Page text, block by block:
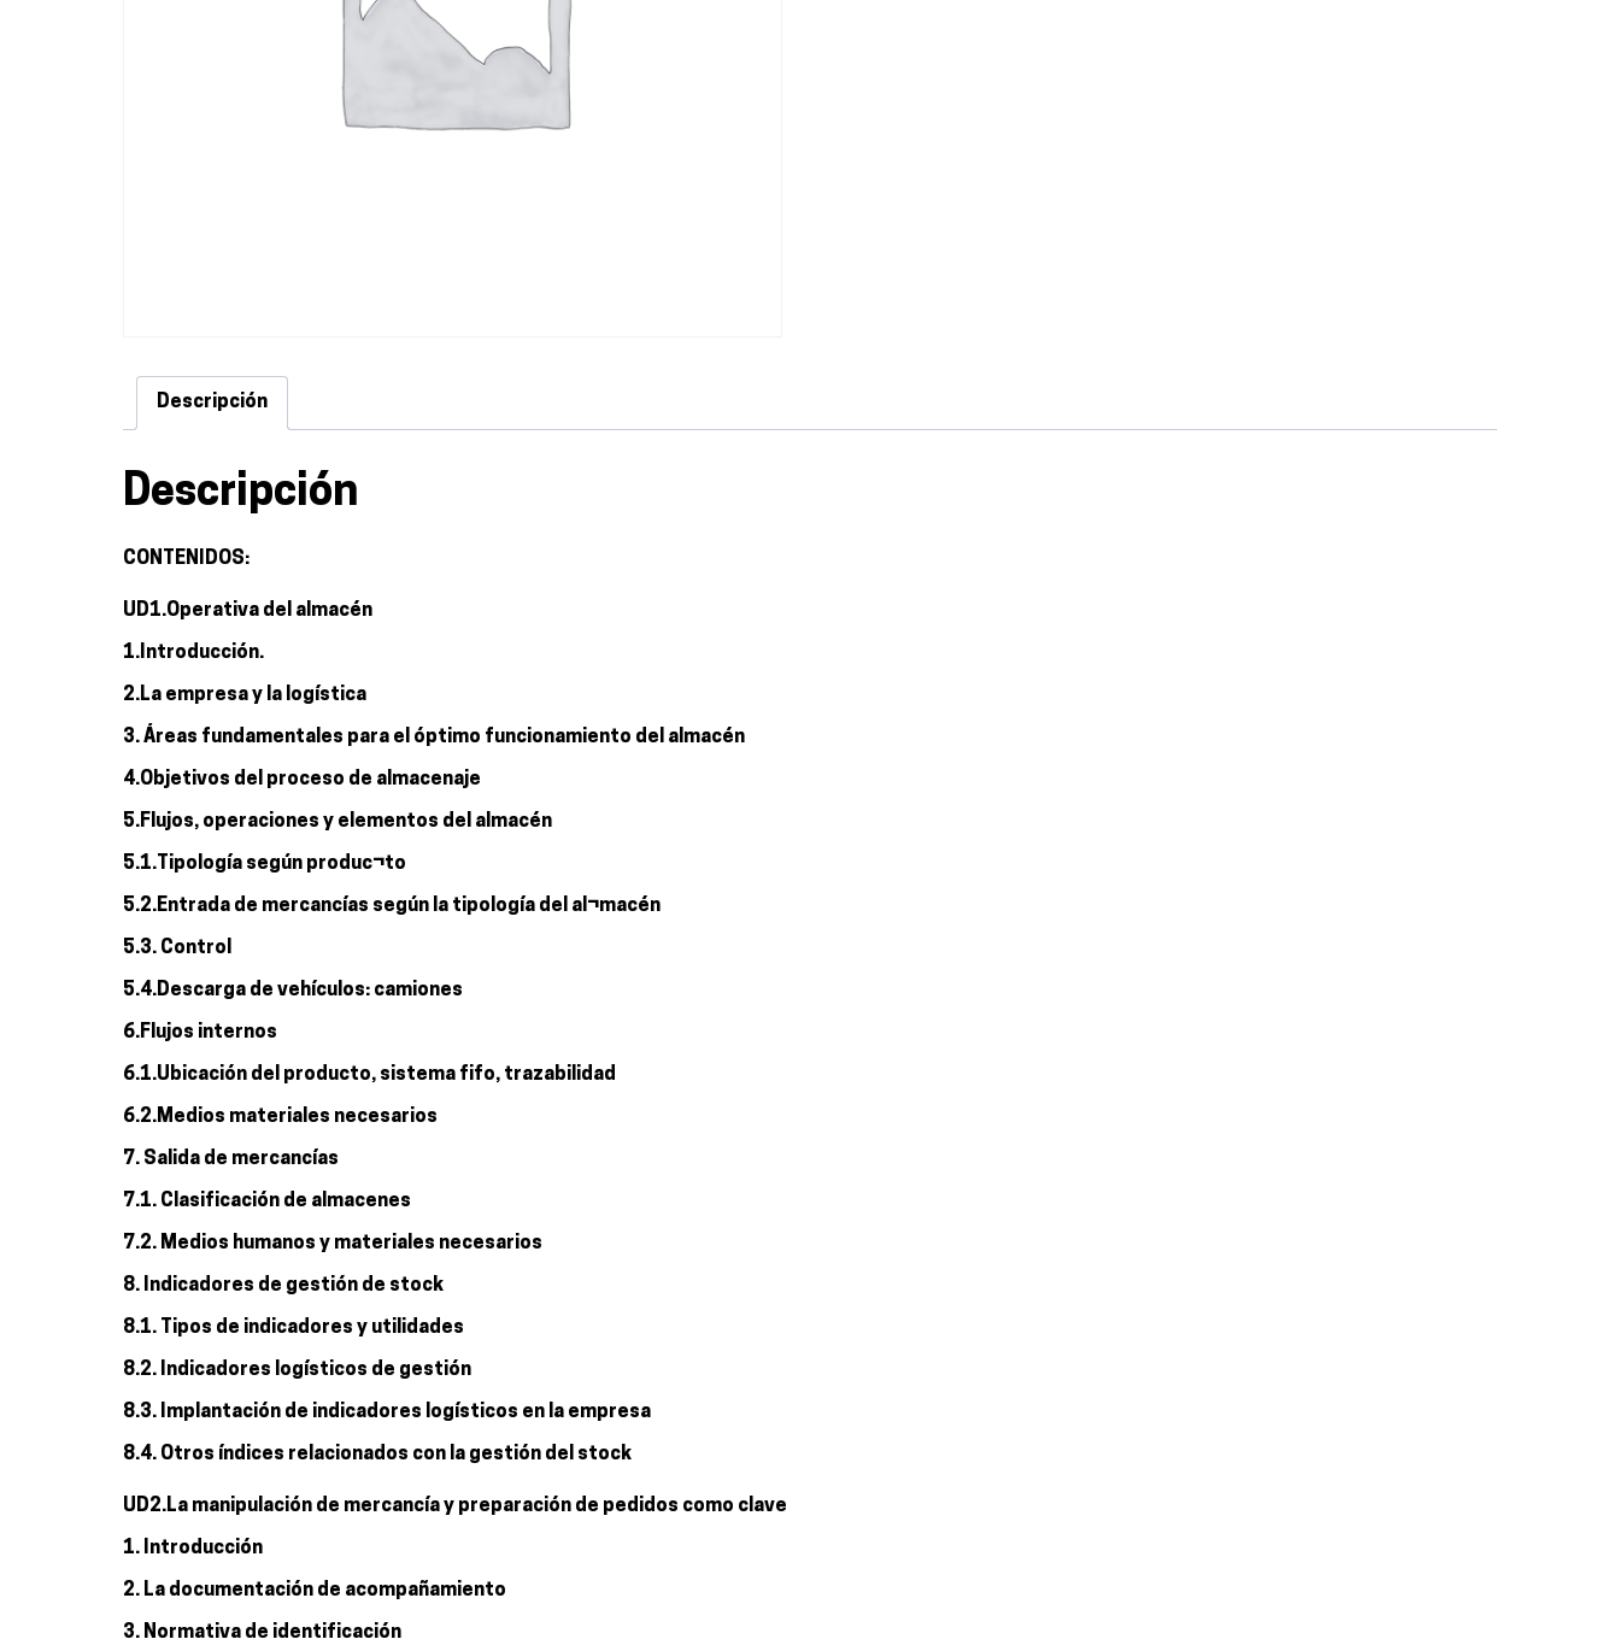
Descripción
Descripción
CONTENIDOS:
UD1.Operativa del almacén
1.Introducción.
2.La empresa y la logística
3. Áreas fundamentales para el óptimo funcionamiento del almacén
4.Objetivos del proceso de almacenaje
5.Flujos, operaciones y elementos del almacén
5.1.Tipología según produc¬to
5.2.Entrada de mercancías según la tipología del al¬macén
5.3. Control
5.4.Descarga de vehículos: camiones
6.Flujos internos
6.1.Ubicación del producto, sistema fifo, trazabilidad
6.2.Medios materiales necesarios
7. Salida de mercancías
7.1. Clasificación de almacenes
7.2. Medios humanos y materiales necesarios
8. Indicadores de gestión de stock
8.1. Tipos de indicadores y utilidades
8.2. Indicadores logísticos de gestión
8.3. Implantación de indicadores logísticos en la empresa
8.4. Otros índices relacionados con la gestión del stock
UD2.La manipulación de mercancía y preparación de pedidos como clave
1. Introducción
2. La documentación de acompañamiento
3. Normativa de identificación